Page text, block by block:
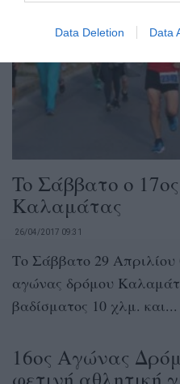
Data Deletion Data
To Σάββατο ο
Καλαμάτας
26/04/2017 09:31
Το Σάββατο 29 Απριλίου
αγώνας δρόμου
βαδίσματος 10 χλμ. και...
16ος Αγώνας
φετινή αθλητική